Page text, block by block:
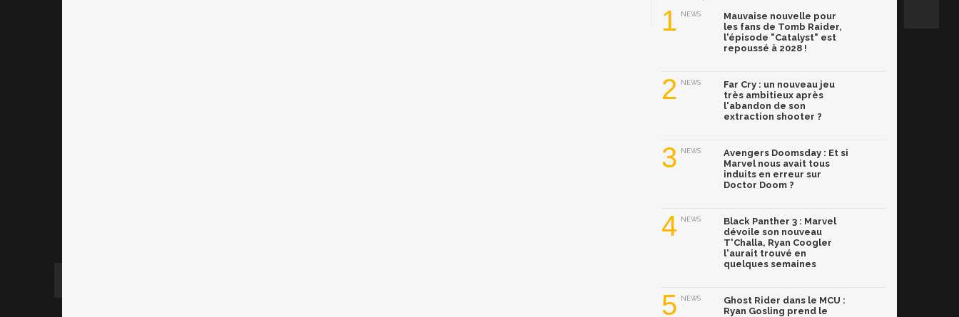
1 NEWS
Mauvaise nouvelle pour
les fans de Tomb Raider,
l'épisode "Catalyst" est
repoussé à 2028 !
2 NEWS
Far Cry : un nouveau jeu
très ambitieux après
l'abandon de son
extraction shooter ?
3 NEWS
Avengers Doomsday : Et si
Marvel nous avait tous
induits en erreur sur
Doctor Doom ?
4 NEWS
Black Panther 3 : Marvel
dévoile son nouveau
T'Challa, Ryan Coogler
l'aurait trouvé en
quelques semaines
5 NEWS
Ghost Rider dans le MCU :
Ryan Gosling prend le